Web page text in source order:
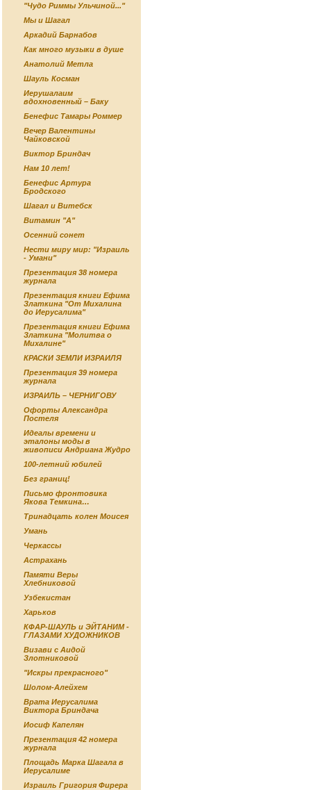
"Чудо Риммы Ульчиной..."
Мы и Шагал
Аркадий Барнабов
Как много музыки в душе
Анатолий Метла
Шауль Косман
Иерушалаим
вдохновенный – Баку
Бенефис Тамары Роммер
Вечер Валентины
Чайковской
Виктор Бриндач
Нам 10 лет!
Бенефис Артура
Бродского
Шагал и Витебск
Витамин "А"
Осенний сонет
Нести миру мир: "Израиль
- Умани"
Презентация 38 номера
журнала
Презентация книги Ефима
Златкина "От Михалина
до Иерусалима"
Презентация книги Ефима
Златкина "Молитва о
Михалине"
КРАСКИ ЗЕМЛИ ИЗРАИЛЯ
Презентация 39 номера
журнала
ИЗРАИЛЬ – ЧЕРНИГОВУ
Офорты Александра
Постеля
Идеалы времени и
эталоны моды в
живописи Андриана Жудро
100-летний юбилей
Без границ!
Письмо фронтовика
Якова Темкина…
Тринадцать колен Моисея
Умань
Черкассы
Астрахань
Памяти Веры
Хлебниковой
Узбекистан
Харьков
КФАР-ШАУЛЬ и ЭЙТАНИМ -
ГЛАЗАМИ ХУДОЖНИКОВ
Визави с Аидой
Злотниковой
"Искры прекрасного"
Шолом-Алейхем
Врата Иерусалима
Виктора Бриндача
Иосиф Капелян
Презентация 42 номера
журнала
Площадь Марка Шагала в
Иерусалиме
Израиль Григория Фирера